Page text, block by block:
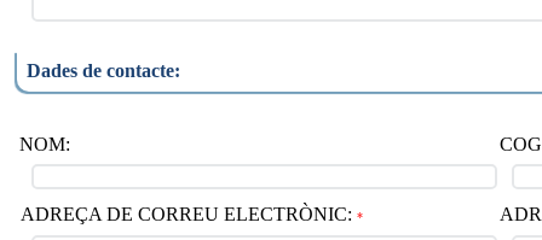
Dades de contacte:
NOM:
ADREÇA DE CORREU ELECTRÒNIC: *